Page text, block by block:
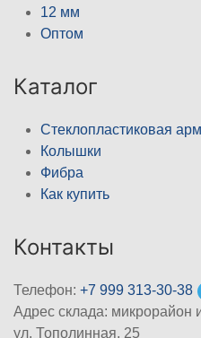
12 мм
Оптом
Каталог
Стеклопластиковая
Колышки
Фибра
Как купить
Контакты
Телефон: +7 999 313-30-38
Адрес склада: микрорайон
ул. Тополинная, 25